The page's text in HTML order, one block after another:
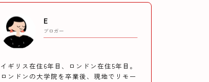
E
ブロガー
イギリス在住6年目、ロンドン在住5年目。
ロンドンの大学院を卒業後、現地でリモー